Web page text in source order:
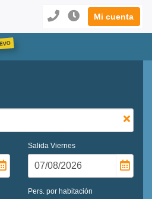
Mi cuenta
Salida Viernes
Pers. por habitación